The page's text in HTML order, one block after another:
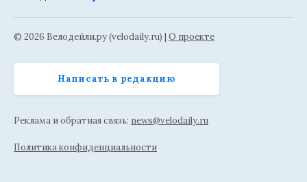
© 2026 Велодейли.ру (velodaily.ru) | О проекте
Написать в редакцию
Реклама и обратная связь: news@velodaily.ru
Политика конфиденциальности